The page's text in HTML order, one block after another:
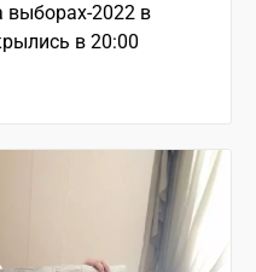
выборах-2022 в
в 20:00